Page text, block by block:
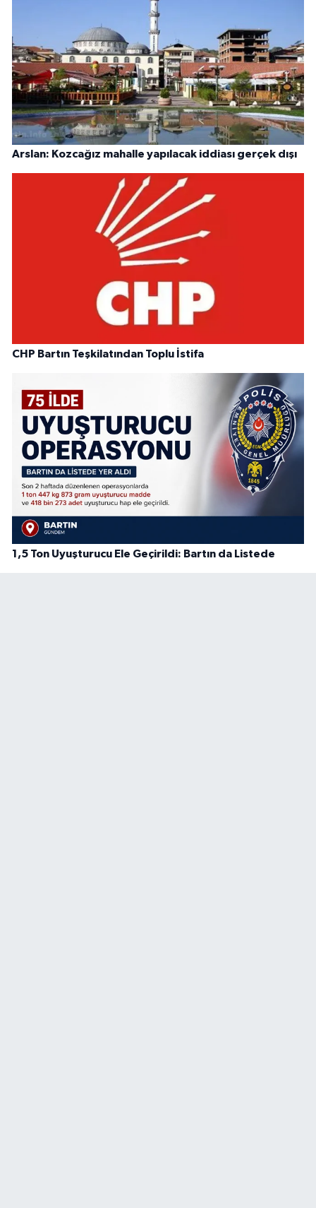
Arslan: Kozcağız mahalle yapılacak iddiası gerçek dışı
CHP Bartın Teşkilatından Toplu İstifa
1,5 Ton Uyuşturucu Ele Geçirildi: Bartın da Listede